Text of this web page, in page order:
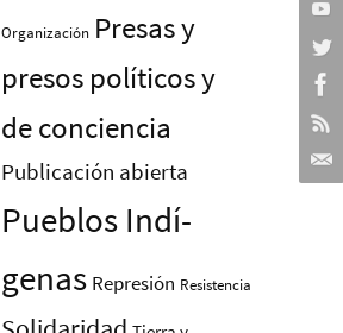
Organización Presas y
presos polí­ticos y
de conciencia
Publicación abierta
Pueblos Indí­
genas Represión Resistencia